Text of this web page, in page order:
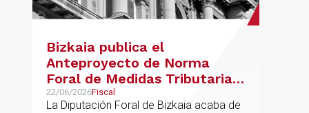
Bizkaia publica el
Anteproyecto de Norma
Foral de Medidas Tributarias
para 2026
22/06/2026Fiscal
La Diputación Foral de Bizkaia acaba de